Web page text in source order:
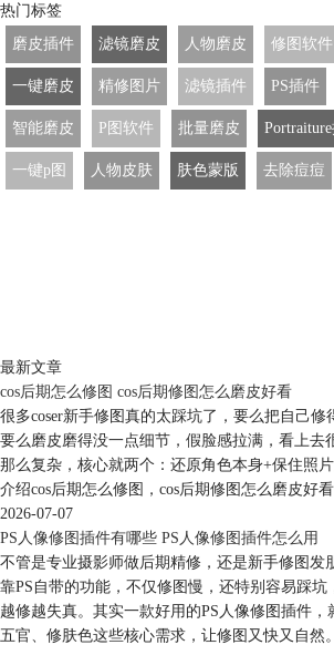
热门标签
磨皮插件
滤镜磨皮 人物磨皮 修图软件
一键磨皮 精修图片 滤镜插件 PS插件
智能磨皮 P图软件 批量磨皮
一键p图 人物皮肤 肤色蒙版 去除痘痘
最新文章
cos后期怎么修图 cos后期修图怎么磨皮好看
很多coser新手修图真的太踩坑了，要么把自己修
要么磨皮磨得没一点细节，假脸感拉满，看上去
那么复杂，核心就两个：还原角色本身+保住照
介绍cos后期怎么修图，cos后期修图怎么磨皮好看
2026-07-07
PS人像修图插件有哪些 PS人像修图插件怎么用
不管是专业摄影师做后期精修，还是新手修图发
靠PS自带的功能，不仅修图慢，还特别容易踩坑
越修越失真。其实一款好用的PS人像修图插件，
五官、修肤色这些核心需求，让修图又快又自然